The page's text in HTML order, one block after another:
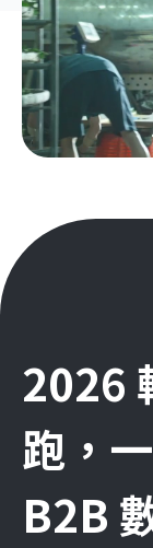
2026
跑，
B2B